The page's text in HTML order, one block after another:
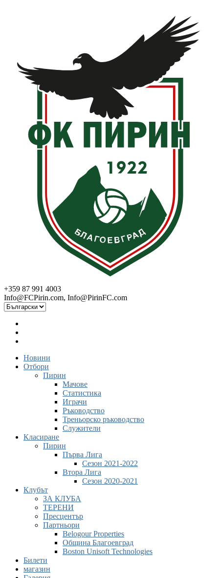
+359 87 991 4003
Info@FCPirin.com, Info@PirinFC.com
Новини
Отбори
Пирин
Мачове
Статистика
Играчи
Ръководство
Треньорско ръководство
Служители
Класиране
Пирин
Първа Лига
Cезон 2021-2022
Втора Лига
Cезон 2020-2021
Клубът
ЗА КЛУБА
ТЕРЕНИ
Пресцентър
Партньори
Belogour Properties
Община Благоевград
Boston Unisoft Technologies
Билети
магазин